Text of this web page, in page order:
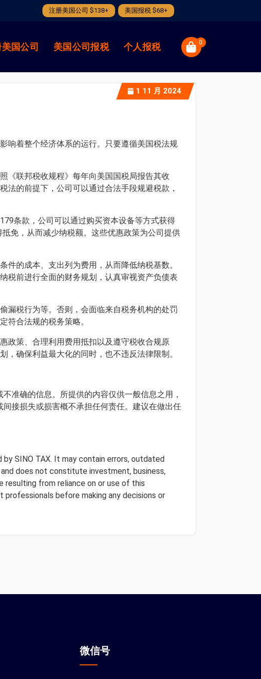
注册美国公司 $138+ 美国报税 $68+
国公司 美国公司报税 个人报税 0
1 11 月 2024
响着整个经济体系的运行。只要遵循美国税法规
《联邦税收规程》每年向美国国税局报告其收
法的前提下，公司可以通过合法手段规避税款，
条款，公司可以通过购买资本设备等方式获得
免，从而减少纳税额。这些优惠政策为公司提供
的成本、支出列为费用，从而降低纳税基数。
税前进行全面的财务规划，认真审视资产负债表
漏税行为等。否则，会面临来自税务机构的处罚
符合法规的税务策略。
政策、合理利用费用抵扣以及遵守税收合规原
确保利益最大化的同时，也不违反法律限制。
准确的信息。所提供的内容仅供一般信息之用，
接损失或损害概不承担任何责任。建议在做出任
SINO TAX. It may contain errors, outdated
does not constitute investment, business,
resulting from reliance on or use of this
before making any decisions or
微信号